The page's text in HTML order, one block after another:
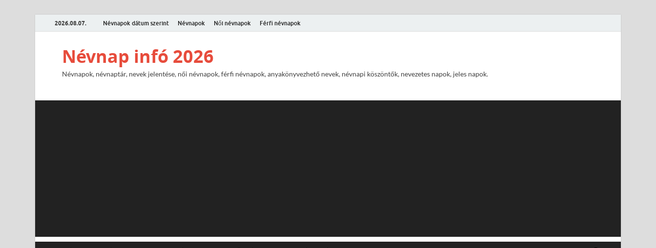
2026.08.07. Névnapok dátum szerint Névnapok Női névnapok Férfi névnapok
Névnap infó 2026
Névnapok, névnaptár, nevek jelentése, női névnapok, férfi névnapok, anyakönyvezhető nevek, névnapi köszöntők, nevezetes napok, jeles napok.